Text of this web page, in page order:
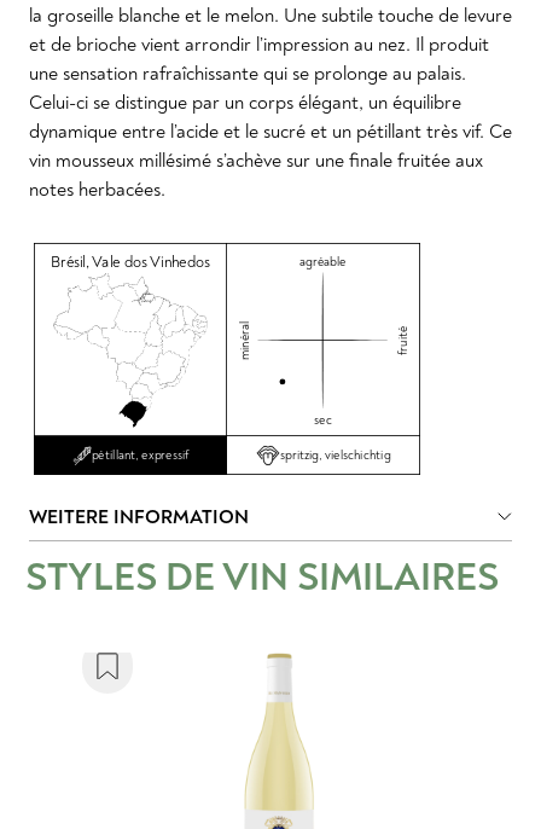
la groseille blanche et le melon. Une subtile touche de levure
et de brioche vient arrondir l’impression au nez. Il produit
une sensation rafraîchissante qui se prolonge au palais.
Celui-ci se distingue par un corps élégant, un équilibre
dynamique entre l’acide et le sucré et un pétillant très vif. Ce
vin mousseux millésimé s’achève sur une finale fruitée aux
notes herbacées.
Brésil ,Vale dos Vinhedos agréable
minéral fruité
sec
pétillant, expressif spritzig, vielschichtig
WEITERE INFORMATION
STYLES DE VIN SIMILAIRES